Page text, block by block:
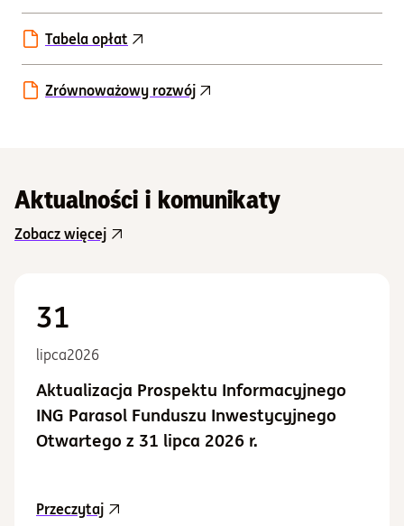
Tabela opłat
Zrównoważowy rozwój
Aktualności i komunikaty
Zobacz więcej
31
lipca2026
Aktualizacja Prospektu Informacyjnego
ING Parasol Funduszu Inwestycyjnego
Otwartego z 31 lipca 2026 r.
Przeczytajaktualność Aktualizacja Prospektu